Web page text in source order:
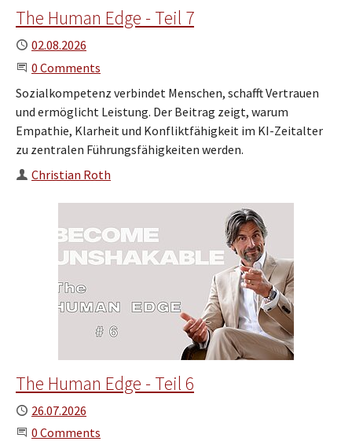
The Human Edge - Teil 7
Published
02.08.2026
Start the Conversation
0 Comments
Sozialkompetenz verbindet Menschen, schafft Vertrauen
und ermöglicht Leistung. Der Beitrag zeigt, warum
Empathie, Klarheit und Konfliktfähigkeit im KI-Zeitalter
zu zentralen Führungsfähigkeiten werden.
Author
Christian Roth
The Human Edge - Teil 6
Published
26.07.2026
Start the Conversation
0 Comments